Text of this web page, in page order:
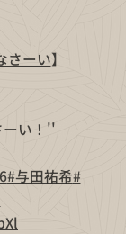
さーい】
ーい！''
#与田祐希#